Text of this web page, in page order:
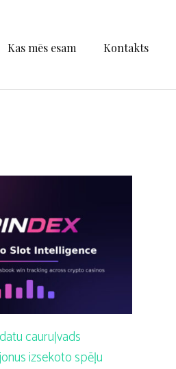
Kas mēs esam Kontakts
cauruļvads
izsekoto spēļu